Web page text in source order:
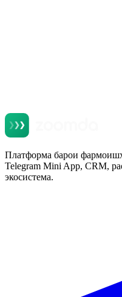
Платформа барои
Telegram Mini App, CRM,
экосистема.